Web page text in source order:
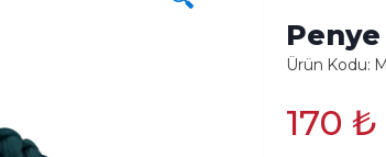
Penye
Ürün Kodu:
170 ₺